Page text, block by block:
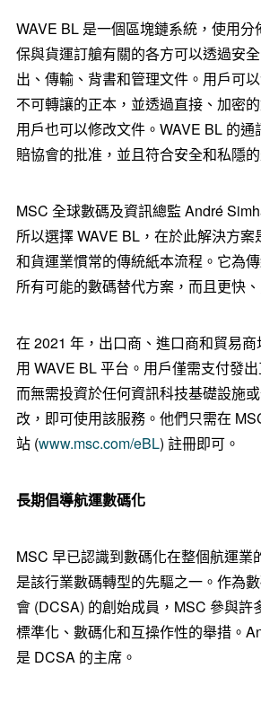
WAVE BL 是一個區塊鏈系統，使用
保與貨運訂艙有關的各方可以透過安
出、傳輸、背書和管理文件。用戶可
不可轉讓的正本，並透過直接、加密
用戶也可以修改文件。WAVE BL 的
賠協會的批准，並且符合安全和私隱
MSC 全球數碼及資訊總監 André
所以選擇 WAVE BL，在於此解決方
和貨運業慣常的傳統紙本流程。它為
所有可能的數碼替代方案，而且更快、
在 2021 年，出口商、進口商和貿易
用 WAVE BL 平台。用戶僅需支付發
而無需投資於任何資訊科技基礎設施
改，即可使用該服務。他們只需在
站 (www.msc.com/eBL) 註冊即可。
長期倡導航運數碼化
MSC 早已認識到數碼化在整個航運業
是該行業數碼轉型的先驅之一。作為
會 (DCSA) 的創始成員，MSC 參與許
標準化、數碼化和互操作性的舉措。
是 DCSA 的主席。